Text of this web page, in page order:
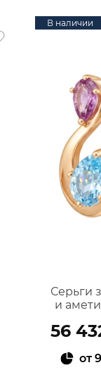
В наличии
Серьги
и
56
от